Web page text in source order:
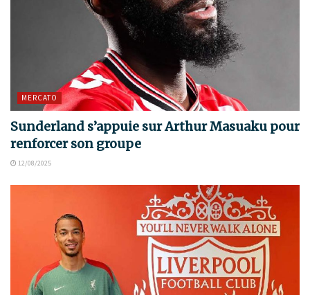
MERCATO
Sunderland s’appuie sur Arthur Masuaku pour
renforcer son groupe
12/08/2025